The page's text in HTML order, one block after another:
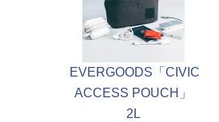
EVERGOODS「CIVIC
ACCESS POUCH」
2L